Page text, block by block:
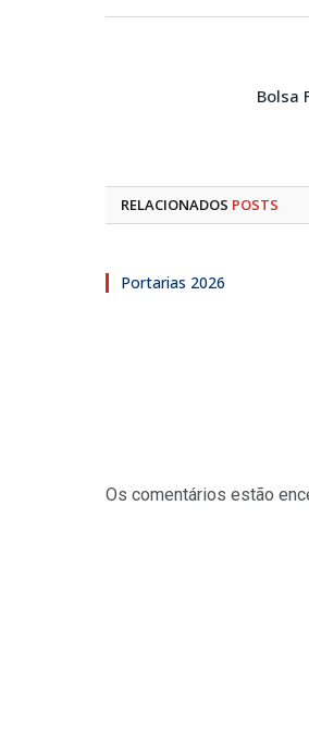
Bolsa
RELACIONADOS POSTS
Portarias 2026
Os comentários estão